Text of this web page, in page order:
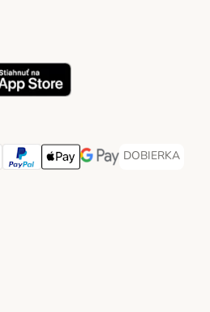
Payment Method
Payment Method
PayPal Payment Method
Apple Pay Payment Method
Google Pay Payment
DOBIERKA
DOBIERKA